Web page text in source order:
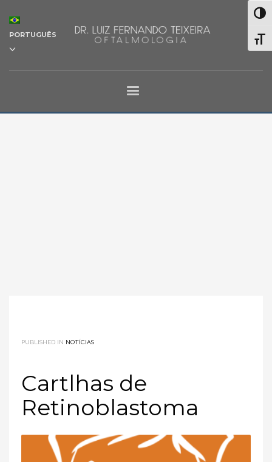
PORTUGUÊS
PUBLISHED IN NOTÍCIAS
Cartlhas de
Retinoblastoma